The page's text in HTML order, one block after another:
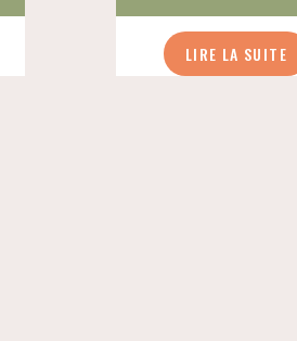
LIRE LA SUITE